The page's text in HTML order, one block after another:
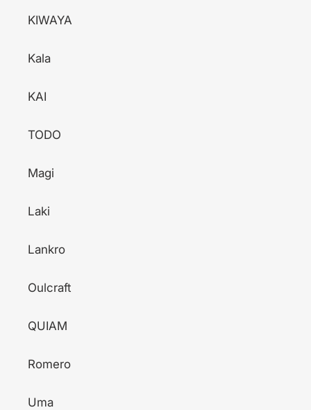
KIWAYA
Kala
KAI
TODO
Magi
Laki
Lankro
Oulcraft
QUIAM
Romero
Uma